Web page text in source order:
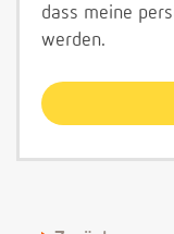
dass meine
werden.